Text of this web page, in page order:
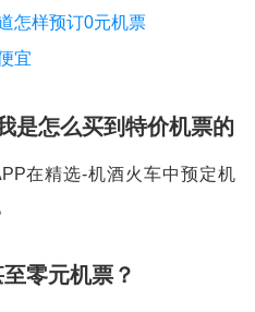
怎样预订0元机票
宜
是怎么买到特价机票的
在精选-机酒火车中预定机
零元机票？